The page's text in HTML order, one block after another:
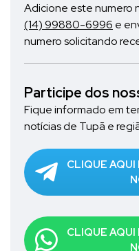
Adicione este numero
(14) 99880-6996 e
numero solicitando
Participe dos
Fique informado em
notícias de Tupã e
CLIQUE AQUI
CLIQUE AQUI